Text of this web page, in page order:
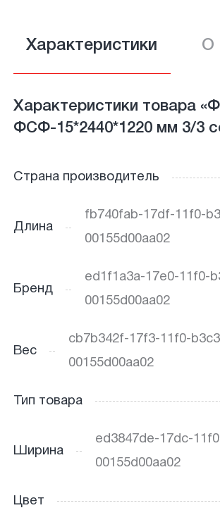
Характеристики О
Характеристики товара
ФСФ-15*2440*1220 мм 3/3
Страна производитель
Длина
fb740fab-17df-11f0-
00155d00aa02
Бренд
ed1f1a3a-17e0-11f0-
00155d00aa02
Вес
cb7b342f-17f3-11f0-
00155d00aa02
Тип товара
Ширина
ed3847de-17dc-
00155d00aa02
Цвет